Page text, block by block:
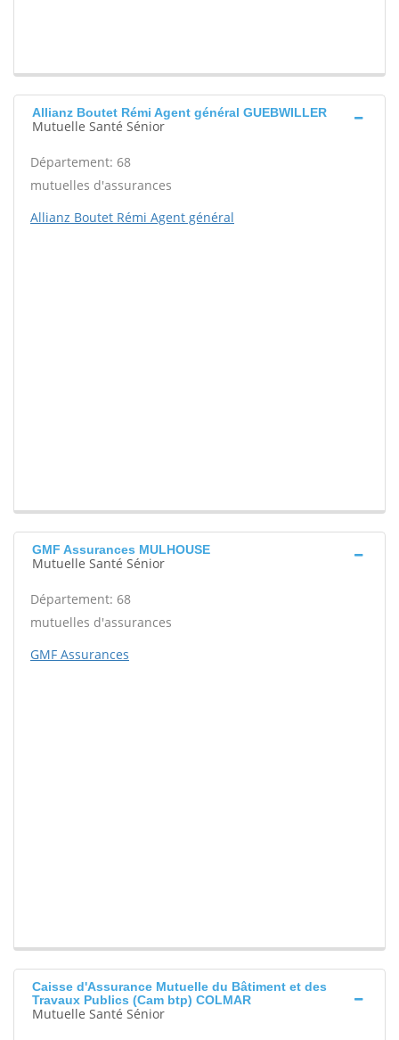
Allianz Boutet Rémi Agent général GUEBWILLER
Mutuelle Santé Sénior
Département: 68
mutuelles d'assurances
Allianz Boutet Rémi Agent général
GMF Assurances MULHOUSE
Mutuelle Santé Sénior
Département: 68
mutuelles d'assurances
GMF Assurances
Caisse d'Assurance Mutuelle du Bâtiment et des
Travaux Publics (Cam btp) COLMAR
Mutuelle Santé Sénior